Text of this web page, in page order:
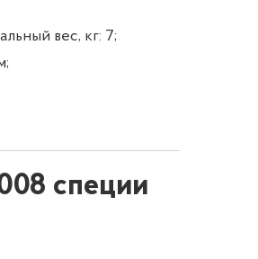
вес, кг: 7;
специи